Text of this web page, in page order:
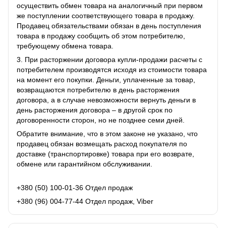
осуществить обмен товара на аналогичный при первом
же поступлении соответствующего товара в продажу.
Продавец обязательствами обязан в день поступления
товара в продажу сообщить об этом потребителю,
требующему обмена товара.
3. При расторжении договора купли-продажи расчеты с
потребителем производятся исходя из стоимости товара
на момент его покупки. Деньги, уплаченные за товар,
возвращаются потребителю в день расторжения
договора, а в случае невозможности вернуть деньги в
день расторжения договора – в другой срок по
договоренности сторон, но не позднее семи дней.
Обратите внимание, что в этом законе не указано, что
продавец обязан возмещать расход покупателя по
доставке (транспортировке) товара при его возврате,
обмене или гарантийном обслуживании.
+380 (50) 100-01-36 Отдел продаж
+380 (96) 004-77-44 Отдел продаж, Viber